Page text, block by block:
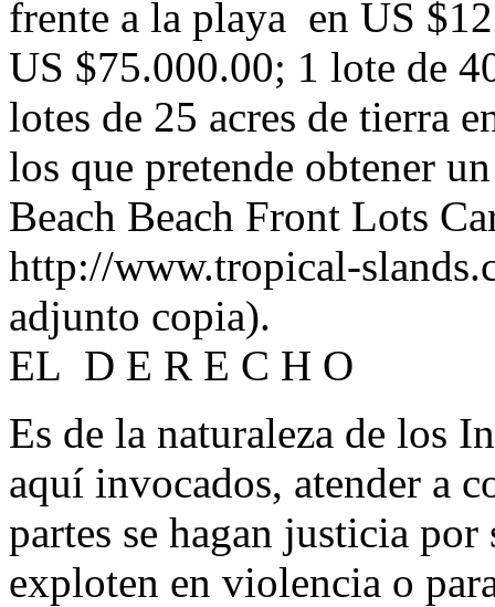
frente a la playa en US
US $75.000.00; 1 lote de
lotes de 25 acres de tierra
los que pretende obtener
Beach Beach Front Lots
http://www.tropical-
adjunto copia).
EL D E R E C H O
Es de la naturaleza de los
aquí invocados, atender a
partes se hagan justicia
exploten en violencia o